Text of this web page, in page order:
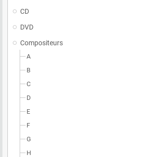
CD
DVD
Compositeurs
A
B
C
D
E
F
G
H